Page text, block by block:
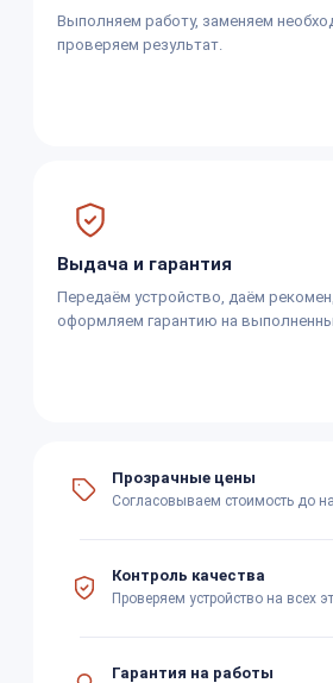
Выполняем работу, заменяем
проверяем результат.
Выдача и гарантия
Передаём устройство, даём
оформляем гарантию на
Прозрачные цены
Согласовываем стоимость до
Контроль качества
Проверяем устройство на всех
Гарантия на работы